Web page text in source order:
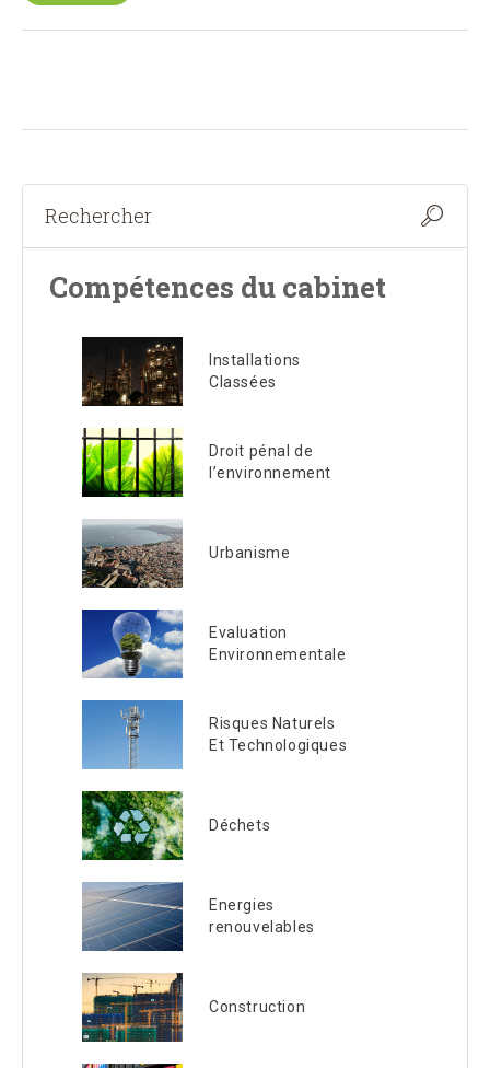
Compétences du cabinet
Installations
Classées
Droit pénal de
l’environnement
Urbanisme
Evaluation
Environnementale
Risques Naturels
Et Technologiques
Déchets
Energies
renouvelables
Construction